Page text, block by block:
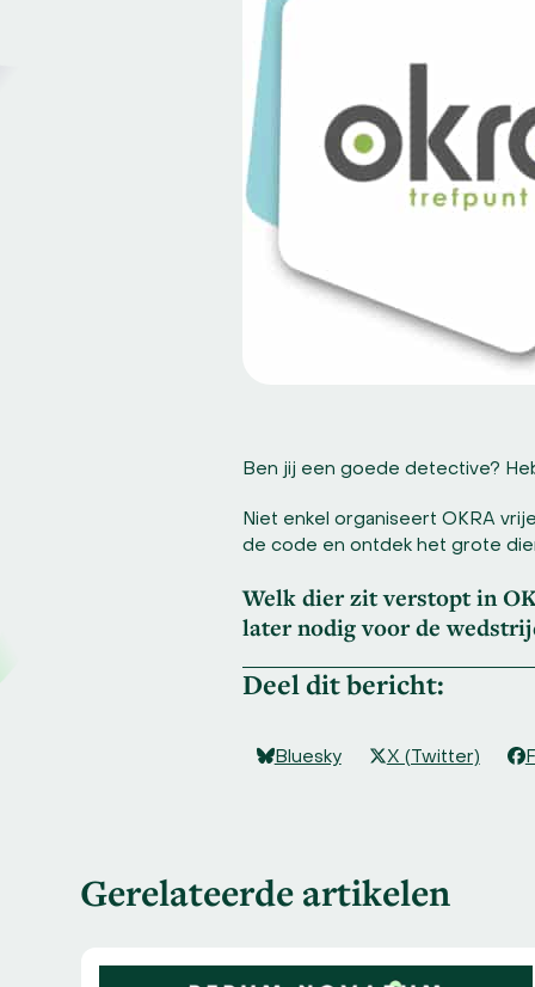
Ben jij een goede detective?
Niet enkel organiseert OKRA
de code en ontdek het grote
Welk dier zit verstopt in
later nodig voor de
Deel dit bericht:
Bluesky X (Twitter)
Gerelateerde artikelen